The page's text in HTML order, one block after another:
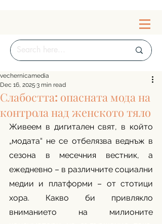
Слабостта: опасната мода на
контрола над женското тяло
vechernicamedia
Dec 16, 2025 3 min read
Живеем в дигитален свят, в който
„модата“ не се отбелязва веднъж в
сезона в месечния вестник, а
ежедневно – в различните социални
медии и платформи – от стотици
хора. Какво би привлякло
вниманието на милионите